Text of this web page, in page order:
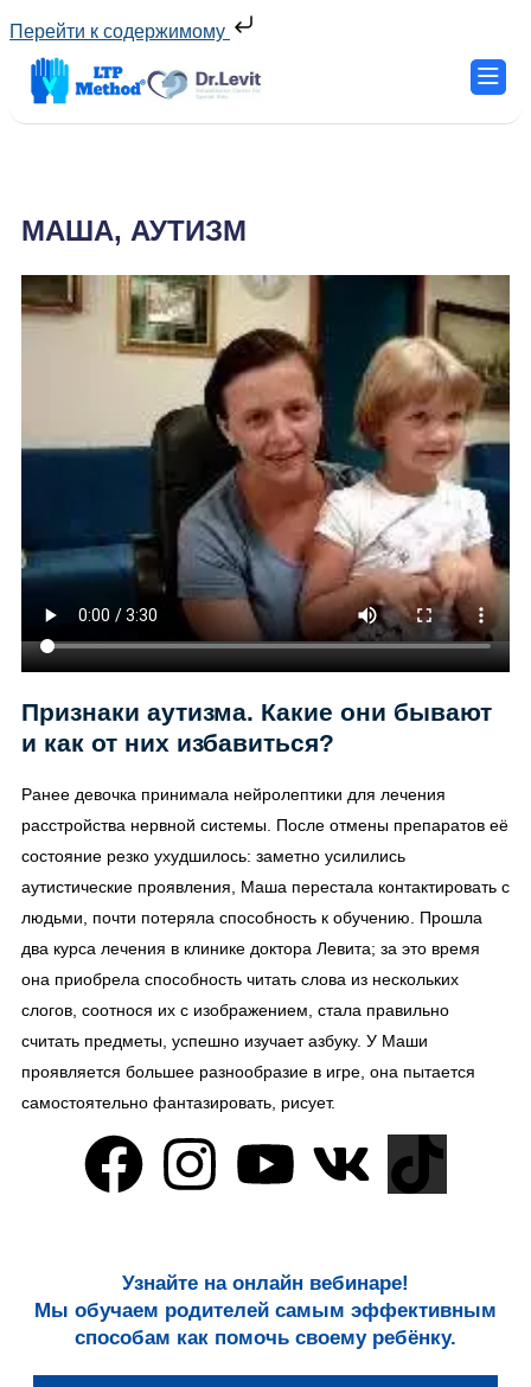
Перейти к содержимому
МАША, АУТИЗМ
Признаки аутизма. Какие они бывают
и как от них избавиться?
Ранее девочка принимала нейролептики для лечения
расстройства нервной системы. После отмены препаратов её
состояние резко ухудшилось: заметно усилились
аутистические проявления, Маша перестала контактировать с
людьми, почти потеряла способность к обучению. Прошла
два курса лечения в клинике доктора Левита; за это время
она приобрела способность читать слова из нескольких
слогов, соотнося их с изображением, стала правильно
считать предметы, успешно изучает азбуку. У Маши
проявляется большее разнообразие в игре, она пытается
самостоятельно фантазировать, рисует.
Узнайте на онлайн вебинаре!
Мы обучаем родителей самым эффективным
способам как помочь своему ребёнку.